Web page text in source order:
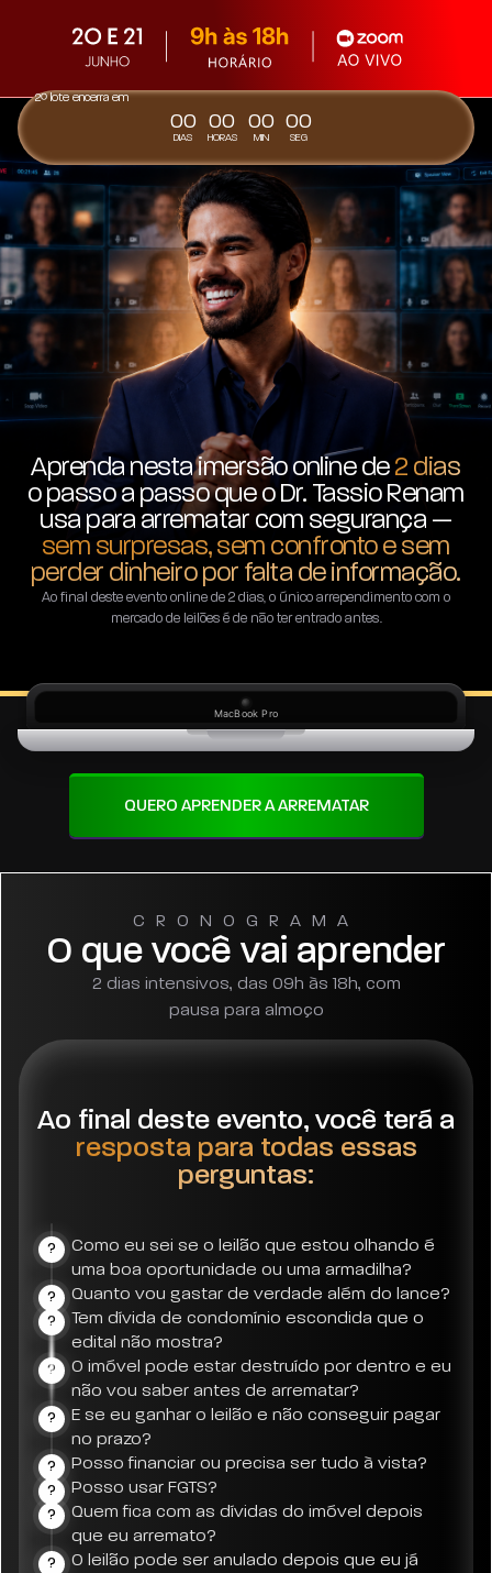
2º lote encerra em
00
DIAS
00
HORAS
00
MIN
00
SEG
Aprenda nesta imersão online de 2 dias
o passo a passo que o Dr. Tassio Renam
usa para arrematar com segurança —
sem surpresas, sem confronto e sem
perder dinheiro por falta de informação.
Ao final deste evento online de 2 dias, o único arrependimento com o
mercado de leilões é de não ter entrado antes.
MacBook Pro
QUERO APRENDER A ARREMATAR
CRONOGRAMA
O que você vai aprender
2 dias intensivos, das 09h às 18h, com
pausa para almoço
Ao final deste evento, você terá a
resposta para todas essas
perguntas:
?
Como eu sei se o leilão que estou olhando é
uma boa oportunidade ou uma armadilha?
? Quanto vou gastar de verdade além do lance?
?
Tem dívida de condomínio escondida que o
edital não mostra?
?
O imóvel pode estar destruído por dentro e eu
não vou saber antes de arrematar?
?
E se eu ganhar o leilão e não conseguir pagar
no prazo?
? Posso financiar ou precisa ser tudo à vista?
? Posso usar FGTS?
?
Quem fica com as dívidas do imóvel depois
que eu arremato?
?
O leilão pode ser anulado depois que eu já